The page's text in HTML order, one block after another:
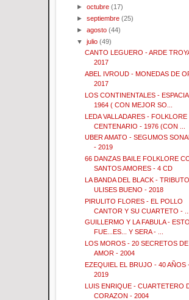
►octubre (17)
►septiembre (25)
►agosto (44)
▼julio (49)
CANTO LEGUERO - ARDE
2017
ABEL IVROUD - MONEDAS DE
2017
LOS CONTINENTALES -
1964 ( CON MEJOR SO...
LEDA VALLADARES - FOLKLORE
CENTENARIO - 1976 (CON ...
UBER AMATO - SEGUMOS
- 2019
66 DANZAS BAILE FOLKLORE
SANTOS AMORES - 4 CD
LA BANDA DEL BLACK -
ULISES BUENO - 2018
PIRULITO FLORES - EL POLLO
CANTOR Y SU CUARTETO - ...
GUILLERMO Y LA FABULA - ESTO
FUE...ES... Y SERA - ...
LOS MOROS - 20 SECRETOS DE
AMOR - 2004
EZEQUIEL EL BRUJO - 40 AÑOS
2019
LUIS ENRIQUE - CUARTETERO
CORAZON - 2004